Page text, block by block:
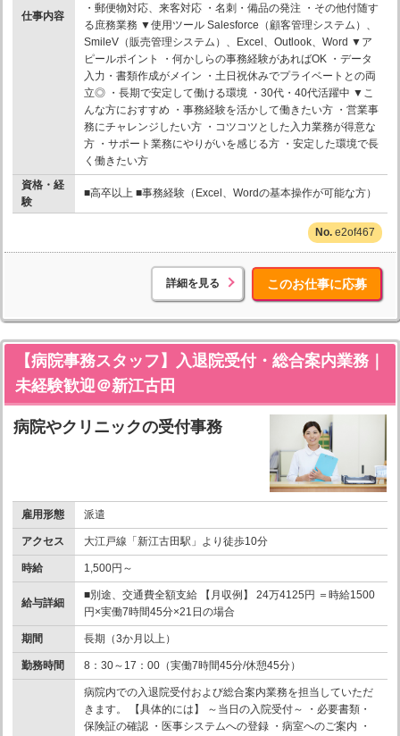
仕事内容
・郵便物対応、来客対応 ・名刺・備品の発注 ・その他付随す
る庶務業務 ▼使用ツール Salesforce（顧客管理システム）、
SmileV（販売管理システム）、Excel、Outlook、Word ▼ア
ピールポイント ・何かしらの事務経験があればOK ・データ
入力・書類作成がメイン ・土日祝休みでプライベートとの両
立◎ ・長期で安定して働ける環境 ・30代・40代活躍中 ▼こ
んな方におすすめ ・事務経験を活かして働きたい方 ・営業事
務にチャレンジしたい方 ・コツコツとした入力業務が得意な
方 ・サポート業務にやりがいを感じる方 ・安定した環境で長
く働きたい方
資格・経
験
■高卒以上 ■事務経験（Excel、Wordの基本操作が可能な方）
e2of467
詳細を見る このお仕事に応募
【病院事務スタッフ】入退院受付・総合案内業務｜
未経験歓迎＠新江古田
病院やクリニックの受付事務
雇用形態 派遣
アクセス 大江戸線「新江古田駅」より徒歩10分
時給 1,500円～
給与詳細
■別途、交通費全額支給 【月収例】 24万4125円 ＝時給1500
円×実働7時間45分×21日の場合
期間 長期（3か月以上）
勤務時間 8：30～17：00（実働7時間45分/休憩45分）
病院内での入退院受付および総合案内業務を担当していただ
きます。 【具体的には】 ～当日の入院受付～ ・必要書類・
保険証の確認 ・医事システムへの登録 ・病室へのご案内 ・